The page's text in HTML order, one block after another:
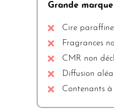
Grande
Cire
Fragrances
CMR non
Diffusion
Contenants à